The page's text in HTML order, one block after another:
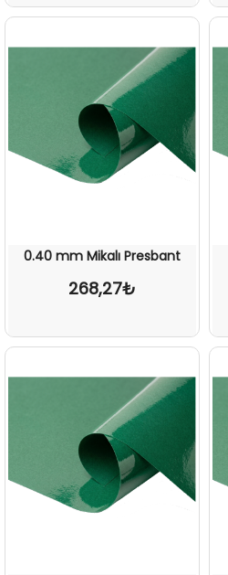
0.40 mm Mikalı Presbant
268,27₺